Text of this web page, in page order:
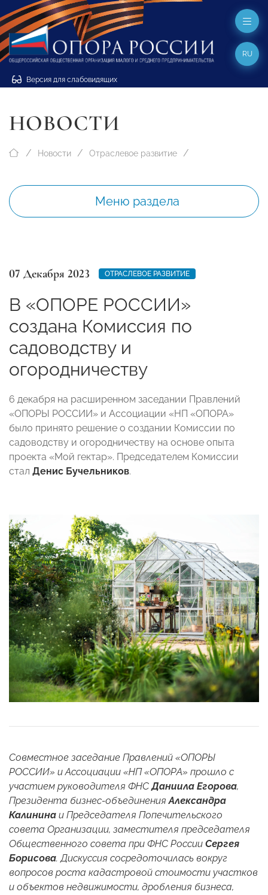
Версия для слабовидящих
RU
НОВОСТИ
Новости Отраслевое развитие
Меню раздела
07 Декабря 2023 ОТРАСЛЕВОЕ РАЗВИТИЕ
В «ОПОРЕ РОССИИ»
создана Комиссия по
садоводству и
огородничеству
6 декабря на расширенном заседании Правлений
«ОПОРЫ РОССИИ» и Ассоциации «НП «ОПОРА»
было принято решение о создании Комиссии по
садоводству и огородничеству на основе опыта
проекта «Мой гектар». Председателем Комиссии
стал Денис Бучельников.
Совместное заседание Правлений «ОПОРЫ
РОССИИ» и Ассоциации «НП «ОПОРА» прошло с
участием руководителя ФНС Даниила Егорова,
Президента бизнес-объединенияАлександра
Калинина и Председателя Попечительского
совета Организации, заместителя председателя
Общественного совета при ФНС России Сергея
Борисова. Дискуссия сосредоточилась вокруг
вопросов роста кадастровой стоимости участков
и объектов недвижимости, дробления бизнеса,